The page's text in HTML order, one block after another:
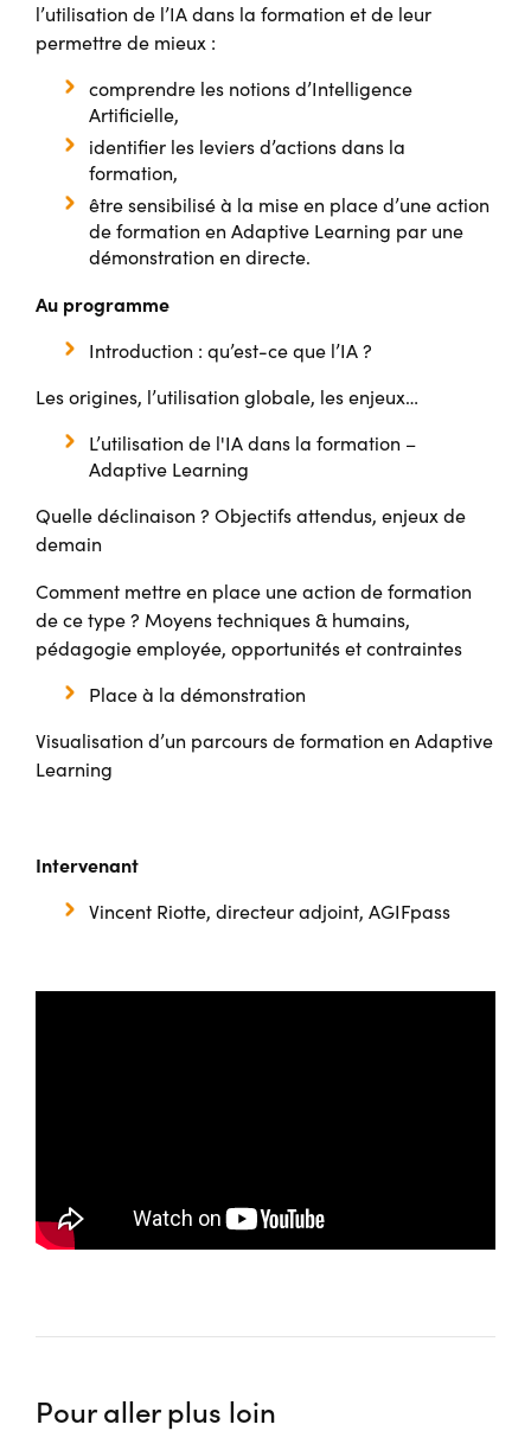
l’utilisation de l’IA dans la formation et de leur
permettre de mieux :
comprendre les notions d’Intelligence
Artificielle,
identifier les leviers d’actions dans la
formation,
être sensibilisé à la mise en place d’une action
de formation en Adaptive Learning par une
démonstration en directe.
Au programme
Introduction : qu’est-ce que l’IA ?
Les origines, l’utilisation globale, les enjeux…
L’utilisation de l'IA dans la formation –
Adaptive Learning
Quelle déclinaison ? Objectifs attendus, enjeux de
demain
Comment mettre en place une action de formation
de ce type ? Moyens techniques & humains,
pédagogie employée, opportunités et contraintes
Place à la démonstration
Visualisation d’un parcours de formation en Adaptive
Learning
Intervenant
Vincent Riotte, directeur adjoint, AGIFpass
Pour aller plus loin